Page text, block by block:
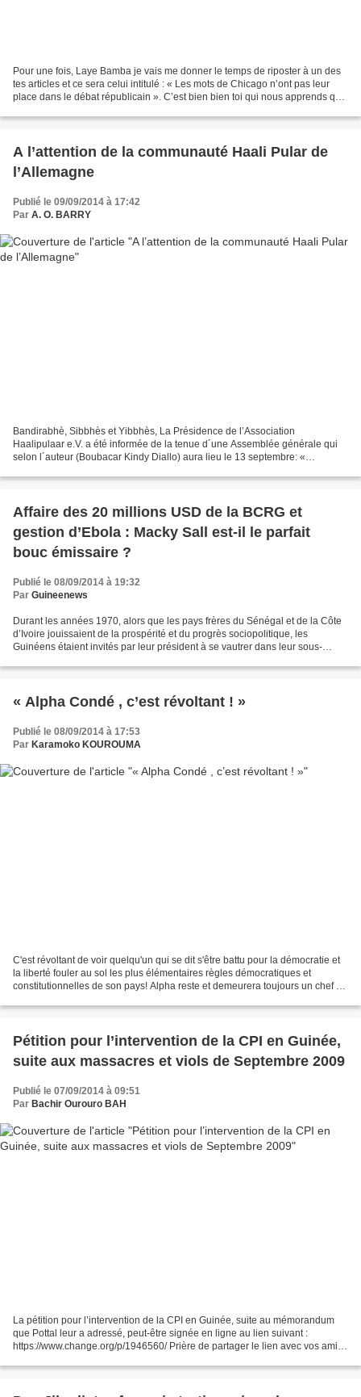
Pour une fois, Laye Bamba je vais me donner le temps de riposter à un des
tes articles et ce sera celui intitulé : « Les mots de Chicago n’ont pas leur
place dans le débat républicain ». C’est bien bien toi qui nous apprends que
A l’attention de la communauté Haali Pular de
l’Allemagne
Publié le 09/09/2014 à 17:42
Par A. O. BARRY
Bandirabhè, Sibbhès et Yibbhès, La Présidence de l’Association
Haalipulaar e.V. a été informée de la tenue d´une Assemblée générale qui
selon l´auteur (Boubacar Kindy Diallo) aura lieu le 13 septembre: «
Affaire des 20 millions USD de la BCRG et
gestion d’Ebola : Macky Sall est-il le parfait
bouc émissaire ?
Publié le 08/09/2014 à 19:32
Par Guineenews
Durant les années 1970, alors que les pays frères du Sénégal et de la Côte
d’Ivoire jouissaient de la prospérité et du progrès sociopolitique, les
Guinéens étaient invités par leur président à se vautrer dans leur sous-
« Alpha Condé , c’est révoltant ! »
Publié le 08/09/2014 à 17:53
Par Karamoko KOUROUMA
C'est révoltant de voir quelqu'un qui se dit s'être battu pour la démocratie et
la liberté fouler au sol les plus élémentaires règles démocratiques et
constitutionnelles de son pays! Alpha reste et demeurera toujours un chef de
Pétition pour l’intervention de la CPI en Guinée,
suite aux massacres et viols de Septembre 2009
Publié le 07/09/2014 à 09:51
Par Bachir Ourouro BAH
La pétition pour l’intervention de la CPI en Guinée, suite au mémorandum
que Pottal leur a adressé, peut-être signée en ligne au lien suivant :
https://www.change.org/p/1946560/ Prière de partager le lien avec vos amis